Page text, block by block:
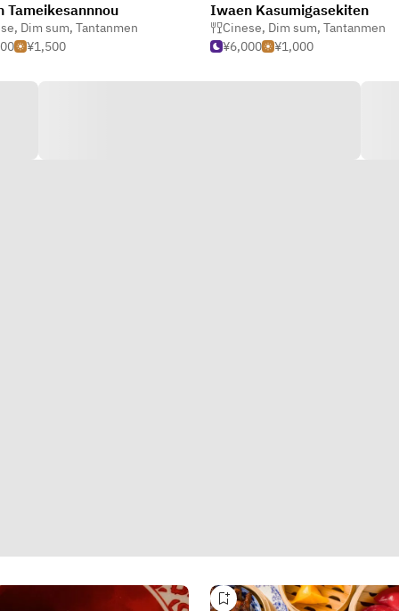
Tameikesannnou
, Dim sum, Tantanmen
¥1,500
Iwaen Kasumigasekiten
Cinese, Dim sum, Tantanmen
¥6,000
¥1,000